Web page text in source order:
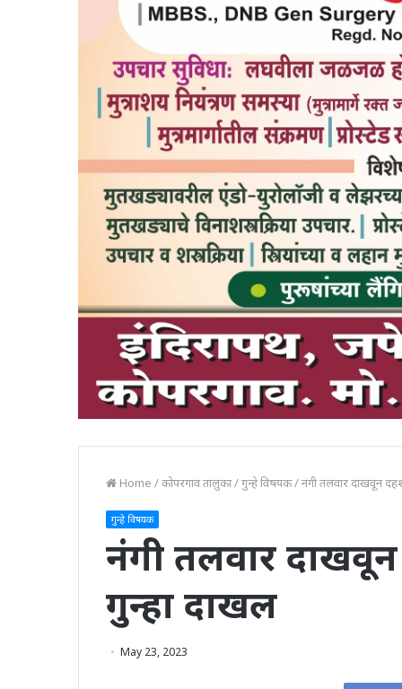
Home /कोपरगाव तालुका/गुन्हे विषयक/नंगी तलवार दाखवून
गुन्हे विषयक
नंगी तलवार
गुन्हा दाखल
May 23, 2023